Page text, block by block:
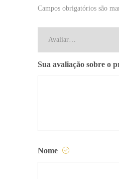
Campos obrigatórios são
Sua avaliação sobre o
Nome